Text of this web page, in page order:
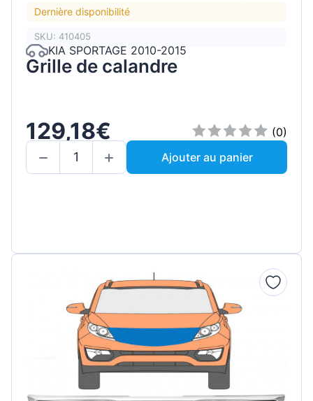
Dernière disponibilité
SKU: 410405
KIA SPORTAGE 2010-2015
Grille de calandre
129,18€
(0)
Ajouter au panier